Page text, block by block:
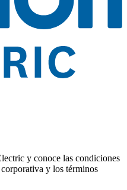
y conoce las condiciones
y los términos